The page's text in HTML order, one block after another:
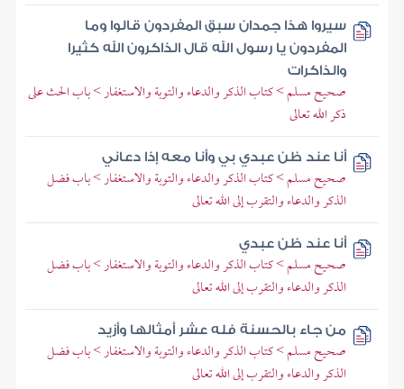
سيروا هذا جمدان سبق المفردون قالوا وما
المفردون يا رسول الله قال الذاكرون الله كثيرا
والذاكرات
صحيح مسلم > كتاب الذكر والدعاء والتوبة والاستغفار > باب الحث على
ذكر الله تعالى
أنا عند ظن عبدي بي وأنا معه إذا دعاني
صحيح مسلم > كتاب الذكر والدعاء والتوبة والاستغفار > باب فضل
الذكر والدعاء والتقرب إلى الله تعالى
أنا عند ظن عبدي
صحيح مسلم > كتاب الذكر والدعاء والتوبة والاستغفار > باب فضل
الذكر والدعاء والتقرب إلى الله تعالى
من جاء بالحسنة فله عشر أمثالها وأزيد
صحيح مسلم > كتاب الذكر والدعاء والتوبة والاستغفار > باب فضل
الذكر والدعاء والتقرب إلى الله تعالى